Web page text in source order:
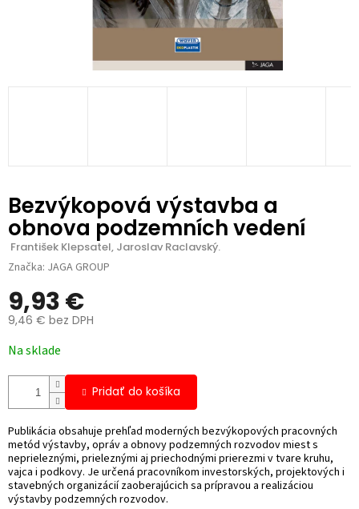
Bezvýkopová výstavba a
obnova podzemních vedení
František Klepsatel, Jaroslav Raclavský.
Značka: JAGA GROUP
9,93 €
9,46 € bez DPH
cena:
Na sklade
Pridať do košíka
Publikácia obsahuje prehľad moderných bezvýkopových pracovných
metód výstavby, opráv a obnovy podzemných rozvodov miest s
neprieleznými, prieleznými aj priechodnými prierezmi v tvare kruhu,
vajca i podkovy. Je určená pracovníkom investorských, projektových i
stavebných organizácií zaoberajúcich sa prípravou a realizáciou
výstavby podzemných rozvodov.